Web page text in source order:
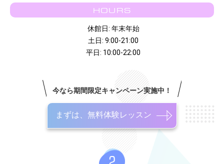
HOURS
休館日: 年末年始
土日: 9:00-21:00
平日: 10:00-22:00
今なら期間限定キャンペーン実施中！
まずは、無料体験レッスン